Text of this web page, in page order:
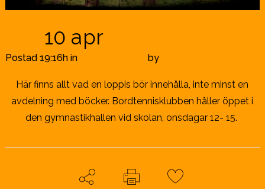
10 aprAjax Loppis
Postad 19:16hin by
Här finns allt vad en loppis bör innehålla, inte minst en
avdelning med böcker. Bordtennisklubben håller öppet i
den gymnastikhallen vid skolan, onsdagar 12- 15.